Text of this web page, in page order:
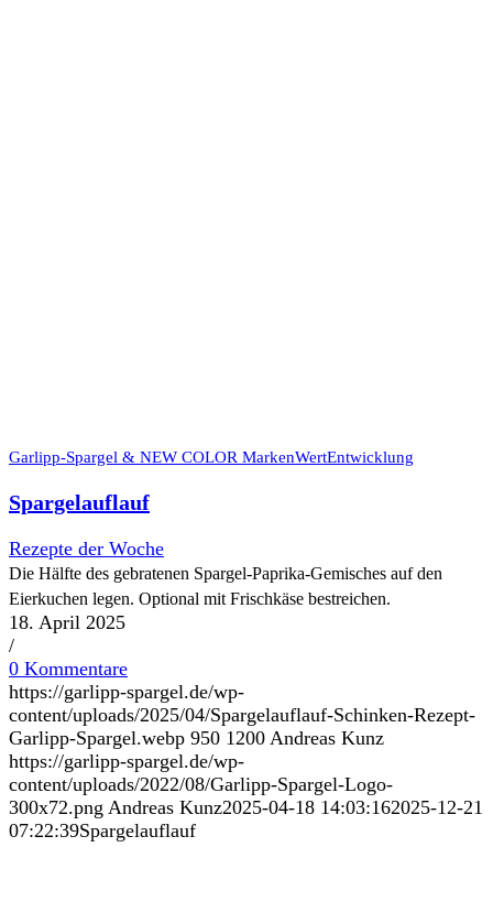
Garlipp-Spargel & NEW COLOR MarkenWertEntwicklung
Spargelauflauf
Rezepte der Woche
Die Hälfte des gebratenen Spargel-Paprika-Gemisches auf den
Eierkuchen legen. Optional mit Frischkäse bestreichen.
18. April 2025
/
0 Kommentare
https://garlipp-spargel.de/wp-
content/uploads/2025/04/Spargelauflauf-Schinken-Rezept-
Garlipp-Spargel.webp 950 1200 Andreas Kunz
https://garlipp-spargel.de/wp-
content/uploads/2022/08/Garlipp-Spargel-Logo-
300x72.png Andreas Kunz2025-04-18 14:03:162025-12-21
07:22:39Spargelauflauf